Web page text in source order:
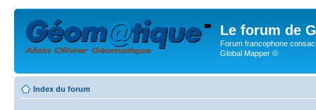
Le forum de
Forum francophone
Global Mapper ©
Index du forum